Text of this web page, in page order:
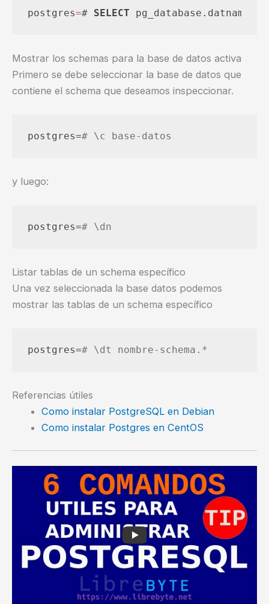
postgres=# SELECT pg_database.datname
Mostrar los schemas para la base de datos activa
Primero se debe seleccionar la base de datos que
contiene el schema que deseamos inspeccionar.
postgres=# \c base-datos
y luego:
postgres=# \dn
Listar tablas de un schema específico
Una vez seleccionada la base datos podemos
mostrar las tablas de un schema específico
postgres=# \dt nombre-schema.*
Referencias útiles
Como instalar PostgreSQL en Debian
Como instalar Postgres en CentOS